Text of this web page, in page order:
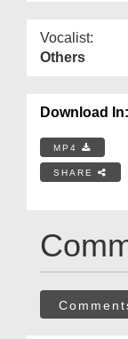
Vocalist:
Others
Download In:
MP4
SHARE